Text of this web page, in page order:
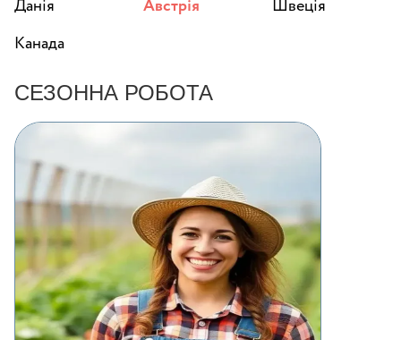
Данія
Австрія
Швеція
Канада
СЕЗОННА РОБОТА